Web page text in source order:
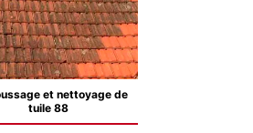
et nettoyage de
tuile 88